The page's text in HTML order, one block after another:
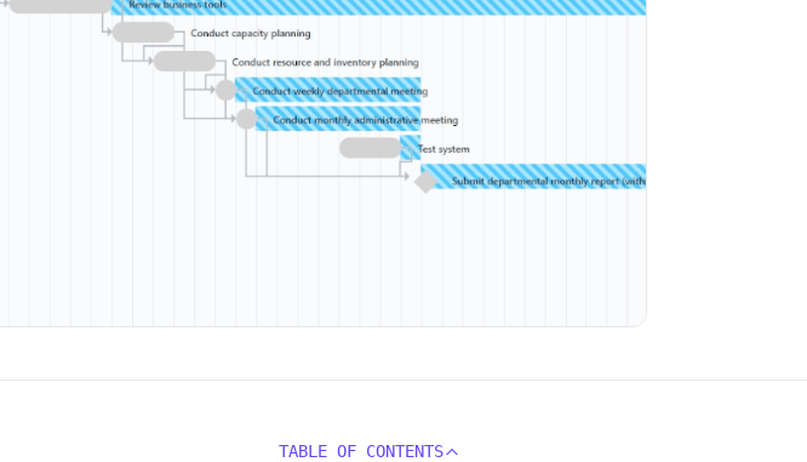
TABLE OF CONTENTS